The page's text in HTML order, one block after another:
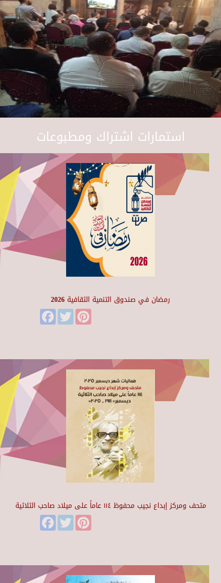
استمارات اشتراك ومطبوعات
رمضان في صندوق التنمية الثقافية 2026
FacebookTwitter
متحف ومركز إبداع نجيب محفوظ ١١٤ عاماً على ميلاد صاحب الثلاثية
FacebookTwitter